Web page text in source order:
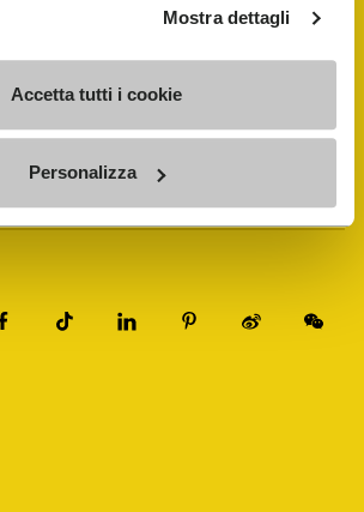
Mostra dettagli
Accetta tutti i cookie
Personalizza